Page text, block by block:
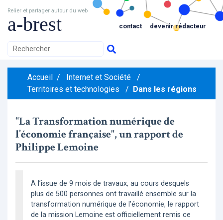
Relier et partager autour du web
a-brest contact devenir rédacteur
Accueil / Internet et Société
/
Territoires et technologies
/ Dans les régions
"La Transformation numérique de
l’économie française", un rapport de
Philippe Lemoine
A l’issue de 9 mois de travaux, au cours desquels
plus de 500 personnes ont travaillé ensemble sur la
transformation numérique de l’économie, le rapport
de la mission Lemoine est officiellement remis ce